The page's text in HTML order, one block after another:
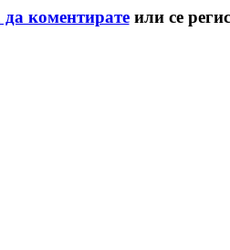
да коментиратеили се